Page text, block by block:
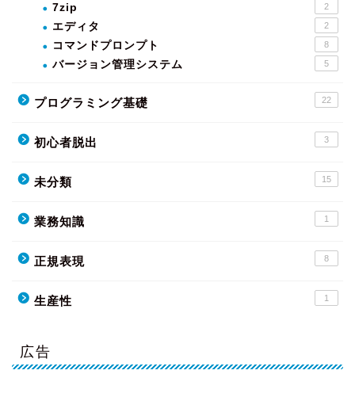
7zip 2
エディタ 2
コマンドプロンプト 8
バージョン管理システム 5
プログラミング基礎 22
初心者脱出 3
未分類 15
業務知識 1
正規表現 8
生産性 1
広告